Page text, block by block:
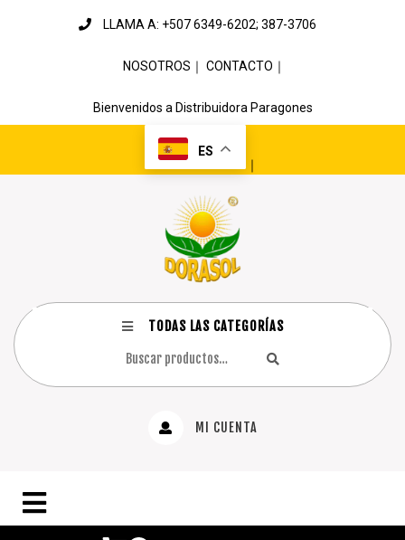
LLAMA A: +507 6349-6202; 387-3706
NOSOTROS ｜ CONTACTO ｜
Bienvenidos a Distribuidora Paragones
ES
｜
TODAS LAS CATEGORÍAS
MI CUENTA